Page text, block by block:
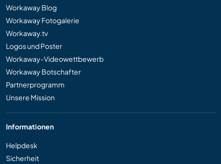
Workaway Blog
Workaway Fotogalerie
Workaway.tv
Logos und Poster
Workaway-Videowettbewerb
Workaway Botschafter
Partnerprogramm
Unsere Mission
Informationen
Helpdesk
Sicherheit